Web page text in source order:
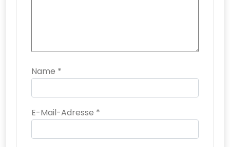
Name *
E-Mail-Adresse *